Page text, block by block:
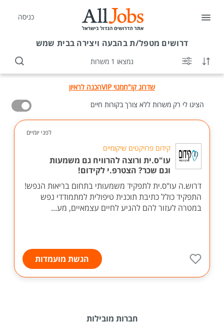
כניסה
דרושים מטפל/ת בהבעה ויצירה בבית שמש
נמצאו 1 משרות
שדרוג קו"חמנוי VIP
הכנה לראיון
הציגו לי רק משרות ללא צורך בקורות חיים
לפני יומיים
קידום פרויקטים שיקומיים
עו"ס.ית ורוצה להרוויח גם משמעות
וגם שכר? הצטרפ.י לקידום!
דרוש.ה עו"ס.ית לתפקיד משמעותי בתחום בריאות הנפש!
התפקיד כולל כתיבת תוכנית טיפולית למתמודדי נפש
במטרה לעזור להם להגיע לחיים עצמאיים, מע...
הגשת מועמדות
חברות מובילות